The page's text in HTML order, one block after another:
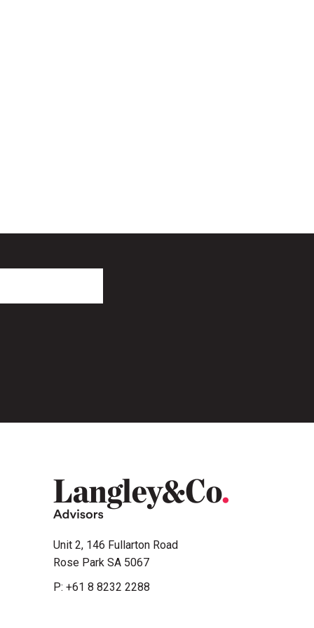
Unit 2, 146 Fullarton Road
Rose Park SA 5067
P: +61 8 8232 2288